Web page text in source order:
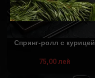
Спринг-ролл с курицей
75,00лей